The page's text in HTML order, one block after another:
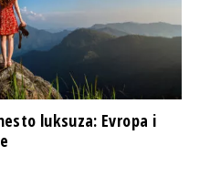
luksuza: Evropa i